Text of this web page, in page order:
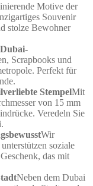
Motive der
Souvenir
stolze Bewohner
Scrapbooks und
Perfekt für
StempelMit
von 15 mm
Veredeln Sie
Wir
soziale
das mit
Neben dem Dubai